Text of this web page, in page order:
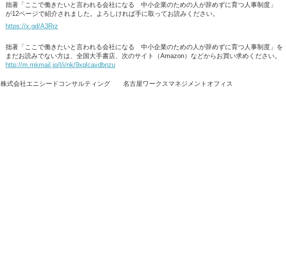
拙著「ここで働きたいと言われる会社になる 中小企業のための人が辞めずに育つ人事制度」
が12ページで紹介されました。よろしければ手に取ってお読みください。
https://x.gd/A3Rrz
拙著 「ここで働きたいと言われる会社になる 中小企業のための人が辞めずに育つ人事制度」 を
まだお読みでない方は、全国大手書店、次のサイト（Amazon）などからお買い求めください。
http://m.mkmail.jp/l/i/nk/9xqlcavdbnzu
株式会社エニシードコンサルティング 名古屋ワークスマネジメントオフィス